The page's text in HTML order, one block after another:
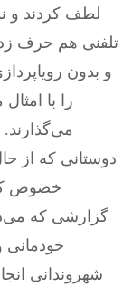
لطف کردند و
تلفنی هم حرف
و بدون
را با
دوستانی که از
خصوص
گزارشی که
شهروندانی